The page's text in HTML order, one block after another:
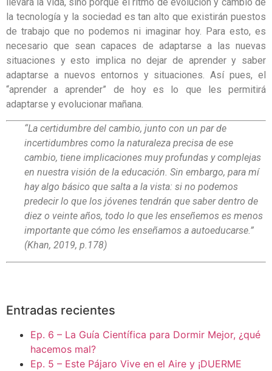
la tecnología y la sociedad es tan alto que existirán puestos
de trabajo que no podemos ni imaginar hoy. Para esto, es
necesario que sean capaces de adaptarse a las nuevas
situaciones y esto implica no dejar de aprender y saber
adaptarse a nuevos entornos y situaciones. Así pues, el
“aprender a aprender” de hoy es lo que les permitirá
adaptarse y evolucionar mañana.
“La certidumbre del cambio, junto con un par de
incertidumbres como la naturaleza precisa de ese
cambio, tiene implicaciones muy profundas y complejas
en nuestra visión de la educación. Sin embargo, para mí
hay algo básico que salta a la vista: si no podemos
predecir lo que los jóvenes tendrán que saber dentro de
diez o veinte años, todo lo que les enseñemos es menos
importante que cómo les enseñamos a autoeducarse.”
(Khan, 2019, p.178)
Entradas recientes
Ep. 6 – La Guía Científica para Dormir Mejor, ¿qué
hacemos mal?
Ep. 5 – Este Pájaro Vive en el Aire y ¡DUERME